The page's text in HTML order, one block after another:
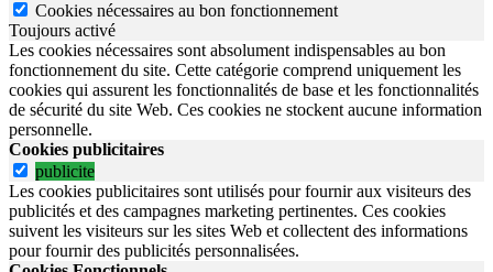
Cookies nécessaires au bon fonctionnement
Toujours activé
Les cookies nécessaires sont absolument indispensables au bon
fonctionnement du site. Cette catégorie comprend uniquement les
cookies qui assurent les fonctionnalités de base et les fonctionnalités
de sécurité du site Web. Ces cookies ne stockent aucune information
personnelle.
Cookies publicitaires
publicite
Les cookies publicitaires sont utilisés pour fournir aux visiteurs des
publicités et des campagnes marketing pertinentes. Ces cookies
suivent les visiteurs sur les sites Web et collectent des informations
pour fournir des publicités personnalisées.